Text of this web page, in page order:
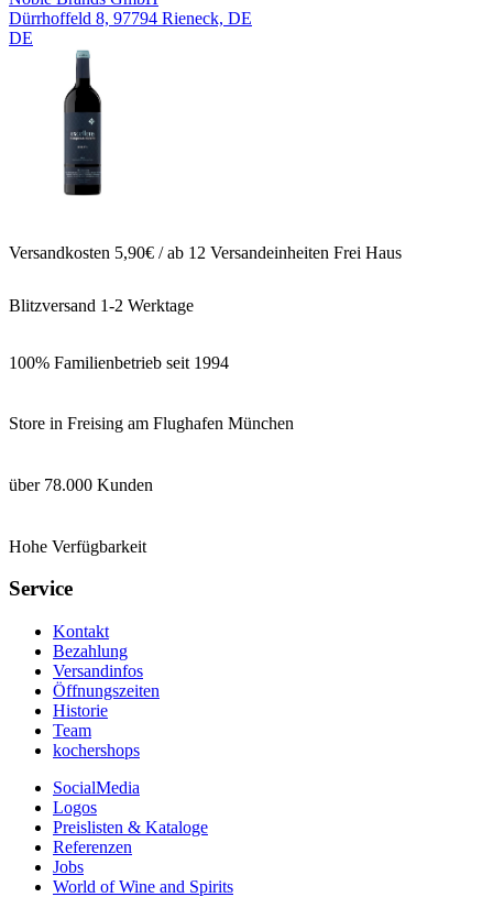
Dürrhoffeld 8, 97794 Rieneck, DE
DE
Versandkosten 5,90€ / ab 12 Versandeinheiten Frei Haus
Blitzversand 1-2 Werktage
100% Familienbetrieb seit 1994
Store in Freising am Flughafen München
über 78.000 Kunden
Hohe Verfügbarkeit
Service
Kontakt
Bezahlung
Versandinfos
Öffnungszeiten
Historie
Team
kochershops
SocialMedia
Logos
Preislisten & Kataloge
Referenzen
Jobs
World of Wine and Spirits